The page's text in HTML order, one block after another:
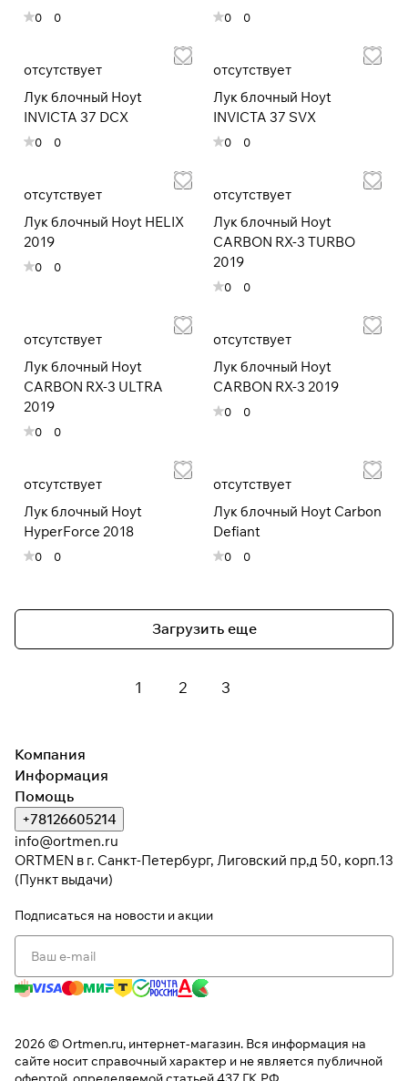
0 0 0 0
отсутствует
Лук блочный Hoyt
INVICTA 37 DCX
0 0
отсутствует
Лук блочный Hoyt
INVICTA 37 SVX
0 0
отсутствует
Лук блочный Hoyt HELIX
2019
0 0
отсутствует
Лук блочный Hoyt
CARBON RX-3 TURBO
2019
0 0
отсутствует
Лук блочный Hoyt
CARBON RX-3 ULTRA
2019
0 0
отсутствует
Лук блочный Hoyt
CARBON RX-3 2019
0 0
отсутствует
Лук блочный Hoyt
HyperForce 2018
0 0
отсутствует
Лук блочный Hoyt Carbon
Defiant
0 0
Загрузить еще
1 2 3
недели
раз в 2 недели
Остались вопросы?
8 800 302-02-51
plait.ru
Компания
Информация
Помощь
+78126605214
info@ortmen.ru
ORTMEN в г. Санкт-Петербург, Лиговский пр,д 50, корп.13
(Пункт выдачи)
Подписаться на новости и акции
2026 © Ortmen.ru, интернет-магазин. Вся информация на
сайте носит справочный характер и не является публичной